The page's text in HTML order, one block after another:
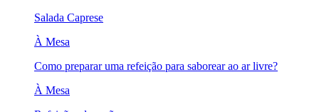
Salada Caprese
À Mesa
Como preparar uma refeição para saborear ao ar livre?
À Mesa